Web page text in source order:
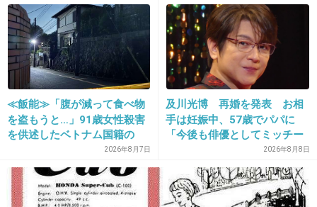
25. 匿名 2013/03/26(火) 12:27:05
サクっと感がたまらない
出典：sociorocketnews.files.wordpress.com
+16 -1
26. 匿名 2013/03/26(火) 12:28:04
≪飯能≫「腹が減って食べ物
を盗もうと…」91歳女性殺害
を供述したベトナム国籍の
男、在留資格なし…奪った車
で“3台追突”の逃走劇
2026年8月7日
及川光博 再婚を発表 お相
手は妊娠中、57歳でパパに
「今後も俳優としてミッチー
2026年8月8日